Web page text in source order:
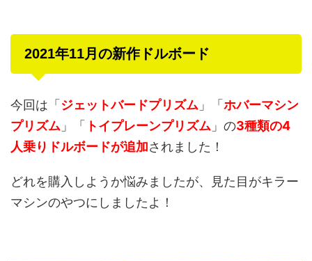
2021年11月の新作ドルボード
今回は「 ジェットバードプリズム 」「 ホバーマシン
プリズム 」「 トイプレーンプリズム 」の3種類の4
人乗りドルボードが追加されました！
どれを購入しようか悩みましたが、見た目がキラー
マシンのやつにしましたよ！